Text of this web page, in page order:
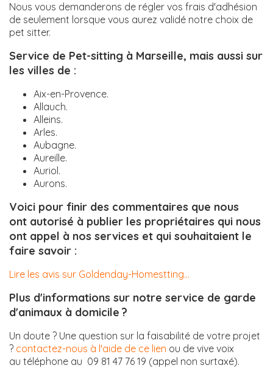
Nous vous demanderons de régler vos frais d'adhésion
de seulement lorsque vous aurez validé notre choix de
pet sitter.
Service de Pet-sitting à Marseille, mais aussi sur
les villes de :
Aix-en-Provence.
Allauch.
Alleins.
Arles.
Aubagne.
Aureille.
Auriol.
Aurons.
Voici pour finir des commentaires que nous
ont autorisé à publier les propriétaires qui nous
ont appel à nos services et qui souhaitaient le
faire savoir :
Lire les avis sur Goldenday-Homestting...
Plus d'informations sur notre service de garde
d'animaux à domicile ?
Un doute ? Une question sur la faisabilité de votre projet
? contactez-nous à l'aide de ce lien ou de vive voix
au téléphone au 09 81 47 76 19 (appel non surtaxé).